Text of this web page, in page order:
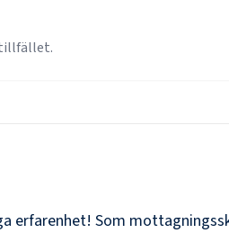
erfarenhet! Som